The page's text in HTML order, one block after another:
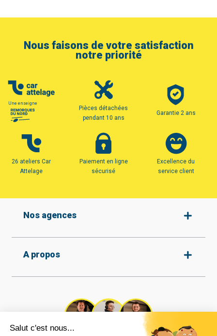
Nous faisons de votre satisfaction
notre priorité
Une enseigne
Pièces détachées
pendant 10 ans
Garantie 2 ans
26 ateliers Car
Attelage
Paiement en ligne
sécurisé
Excellence du
service client
Nos agences
Armentières
Beauvais
Caudry
A propos
Contact
vente
Tous nos attelages
Réalisations